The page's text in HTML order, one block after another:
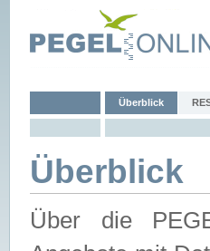
Überblick
Überblick
Über die